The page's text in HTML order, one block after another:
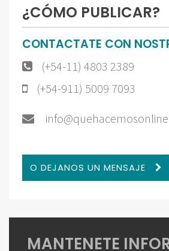
¿CÓMO PUBLICAR?
CONTACTATE CON
(+54-11) 4803 2389
(+54-911) 5009 7093
O DEJANOS UN MENSAJE
MANTENETE